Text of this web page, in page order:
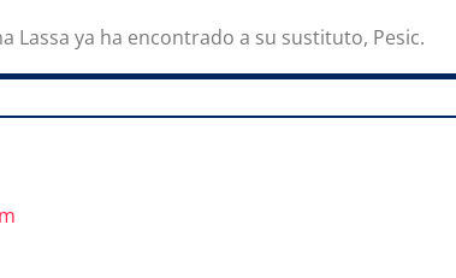
Lassa ya ha encontrado a su sustituto, Pesic.